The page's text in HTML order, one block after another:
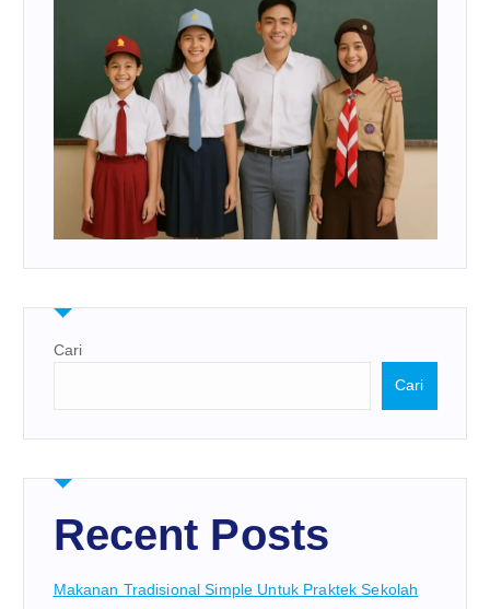
Cari
Cari
Recent Posts
Makanan Tradisional Simple Untuk Praktek Sekolah